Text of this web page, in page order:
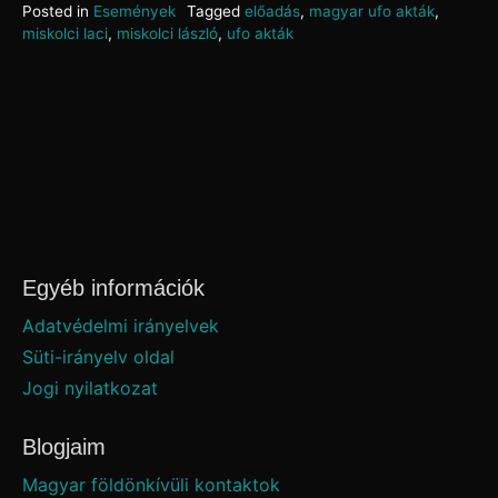
Posted in Események Tagged előadás, magyar ufo akták,
miskolci laci, miskolci lászló, ufo akták
Egyéb információk
Adatvédelmi irányelvek
Süti-irányelv oldal
Jogi nyilatkozat
Blogjaim
Magyar földönkívüli kontaktok